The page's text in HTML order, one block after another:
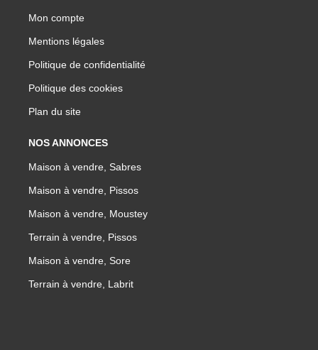
Mon compte
Mentions légales
Politique de confidentialité
Politique des cookies
Plan du site
NOS ANNONCES
Maison à vendre, Sabres
Maison à vendre, Pissos
Maison à vendre, Moustey
Terrain à vendre, Pissos
Maison à vendre, Sore
Terrain à vendre, Labrit